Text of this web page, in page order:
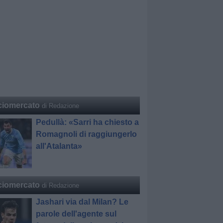
di Redazione
Pedullà: «Sarri ha chiesto a
Romagnoli di raggiungerlo
all'Atalanta»
di Redazione
Jashari via dal Milan? Le
parole dell'agente sul